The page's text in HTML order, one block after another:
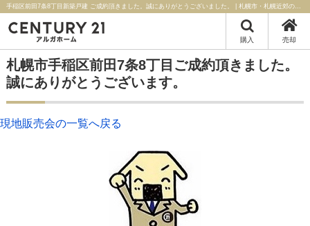
手稲区前田7条8丁目新築戸建 ご成約頂きました。誠にありがとうございました。 | 札幌市・札幌近郊の不動産はセンチュリー21アルガホーム
購入 売却
札幌市手稲区前田7条8丁目ご成約頂きました。
誠にありがとうございます。
現地販売会の一覧へ戻る